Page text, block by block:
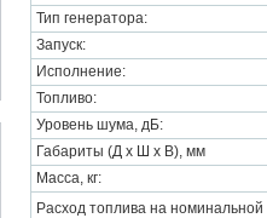
Тип генератора:
Запуск:
Исполнение:
Топливо:
Уровень шума, дБ:
Габариты (Д х Ш х В), мм
Масса, кг:
Расход топлива на